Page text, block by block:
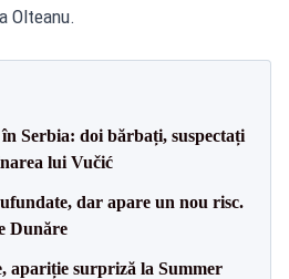
Olteanu.
Serbia: doi bărbați, suspectați
lui Vučić
dar apare un nou risc.
Dunăre
apariție surpriză la Summer